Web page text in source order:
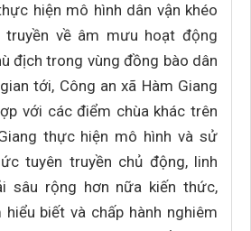
hiện mô hình dân vận khéo
truyền về âm mưu hoạt động
địch trong vùng đồng bào dân
tới, Công an xã Hàm Giang
với các điểm chùa khác trên
thực hiện mô hình và sử
tuyên truyền chủ động, linh
sâu rộng hơn nữa kiến thức,
biết và chấp hành nghiêm